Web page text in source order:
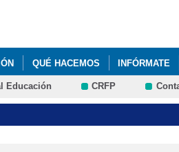
QUÉ HACEMOS INFÓRMATE
FSE+ PREPARA T PREMIOS
Educación CRFP